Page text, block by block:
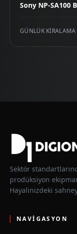
Sony NP-SA100
GÜNLÜK KIRALAMA
Sektör
prodüksiyon
Hayalinizdeki
NAVIGASYON